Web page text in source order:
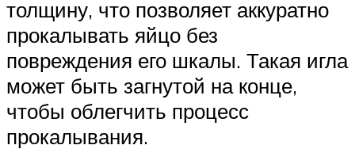
толщину, что позволяет аккуратно
прокалывать яйцо без
повреждения его шкалы. Такая игла
может быть загнутой на конце,
чтобы облегчить процесс
прокалывания.